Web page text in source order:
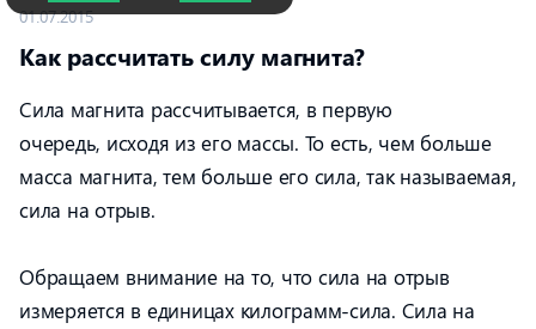
01.07.2015
Как рассчитать силу магнита?
Сила магнита рассчитывается, в первую
очередь, исходя из его массы. То есть, чем больше
масса магнита, тем больше его сила, так называемая,
сила на отрыв.
Обращаем внимание на то, что сила на отрыв
измеряется в единицах килограмм-сила. Сила на